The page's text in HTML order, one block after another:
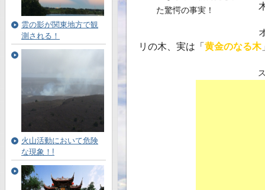
リの木、実は「 黄金のなる木
雲の影が関東地方で観
測される！
火山活動において危険
な現象！!